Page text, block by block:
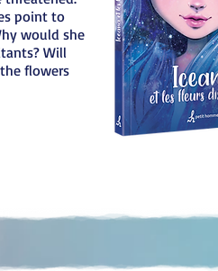
point to
would she
Will
flowers